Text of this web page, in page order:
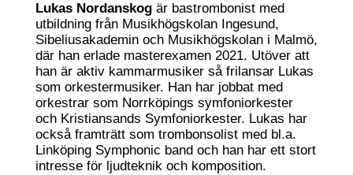
Lukas Nordanskogär bastrombonist med
utbildning från Musikhögskolan Ingesund,
Sibeliusakademin och Musikhögskolan i Malmö,
där han erlade masterexamen 2021. Utöver att
han är aktiv kammarmusiker så frilansar Lukas
som orkestermusiker. Han har jobbat med
orkestrar som Norrköpings symfoniorkester
och Kristiansands Symfoniorkester. Lukas har
också framträtt som trombonsolist med bl.a.
Linköping Symphonic band och han har ett stort
intresse för ljudteknik och komposition.